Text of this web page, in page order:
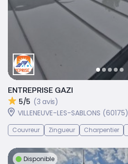
ENTREPRISE GAZI
5/5 (3 avis)
VILLENEUVE-LES-SABLONS (60175)
Couvreur Zingueur Charpentier
Disponible